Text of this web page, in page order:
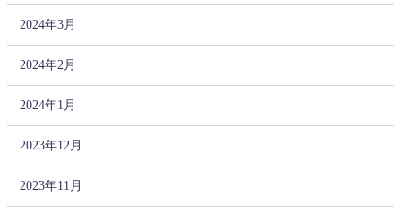
2024年3月
2024年2月
2024年1月
2023年12月
2023年11月